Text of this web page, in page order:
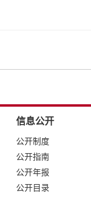
信息公开
公开制度
公开指南
公开年报
公开目录